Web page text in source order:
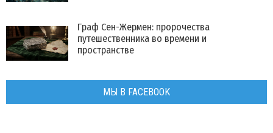
Граф Сен-Жермен: пророчества
путешественника во времени и
пространстве
МЫ В FACEBOOK